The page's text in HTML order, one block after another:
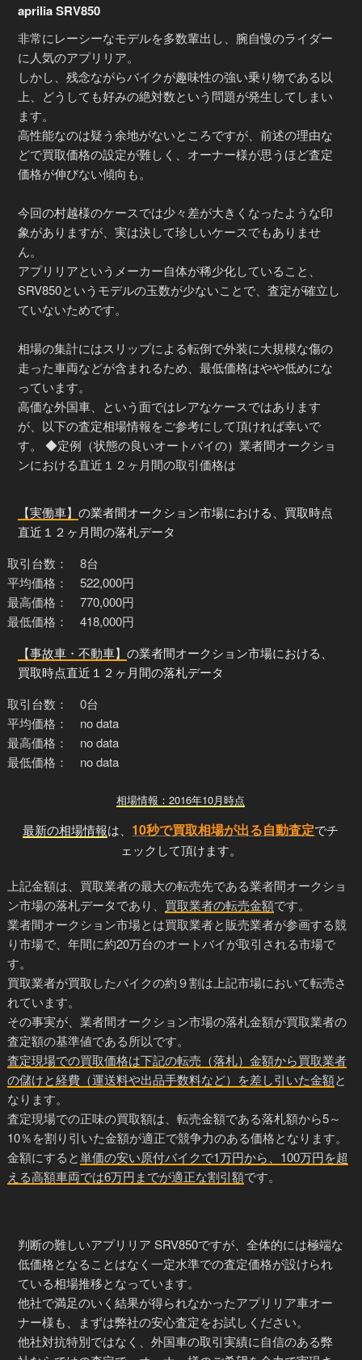
aprilia SRV850
非常にレーシーなモデルを多数輩出し、腕自慢のライダー
に人気のアプリリア。
しかし、残念ながらバイクが趣味性の強い乗り物である以
上、どうしても好みの絶対数という問題が発生してしまい
ます。
高性能なのは疑う余地がないところですが、前述の理由な
どで買取価格の設定が難しく、オーナー様が思うほど査定
価格が伸びない傾向も。
今回の村越様のケースでは少々差が大きくなったような印
象がありますが、実は決して珍しいケースでもありませ
ん。
アプリリアというメーカー自体が稀少化していること、
SRV850というモデルの玉数が少ないことで、査定が確立し
ていないためです。
相場の集計にはスリップによる転倒で外装に大規模な傷の
走った車両などが含まれるため、最低価格はやや低めにな
っています。
高価な外国車、という面ではレアなケースではあります
が、以下の査定相場情報をご参考にして頂ければ幸いで
す。 ◆定例（状態の良いオートバイの）業者間オークショ
ンにおける直近１２ヶ月間の取引価格は
【実働車】 の業者間オークション市場における、買取時点
直近１２ヶ月間の落札データ
取引台数： 8台
平均価格： 522,000円
最高価格： 770,000円
最低価格： 418,000円
【事故車・不動車】 の業者間オークション市場における、
買取時点直近１２ヶ月間の落札データ
取引台数： 0台
平均価格： no data
最高価格： no data
最低価格： no data
相場情報：2016年10月時点
最新の相場情報は、 10秒で買取相場が出る自動査定でチ
ェックして頂けます。
上記金額は、買取業者の最大の転売先である業者間オークショ
ン市場の落札データであり、 買取業者の転売金額です。
業者間オークション市場とは買取業者と販売業者が参画する競
り市場で、年間に約20万台のオートバイが取引される市場で
す。
買取業者が買取したバイクの約９割は上記市場において転売さ
れています。
その事実が、業者間オークション市場の落札金額が買取業者の
査定額の基準値である所以です。
査定現場での買取価格は下記の転売（落札）金額から買取業者
の儲けと経費（運送料や出品手数料など）を差し引いた金額と
なります。
査定現場での正味の買取額は、転売金額である落札額から5～
10％を割り引いた金額が適正で競争力のある価格となります。
金額にすると単価の安い原付バイクで1万円から、100万円を超
える高額車両では6万円までが適正な割引額です。
判断の難しいアプリリア SRV850ですが、全体的には極端な
低価格となることはなく一定水準での査定価格が設けられ
ている相場推移となっています。
他社で満足のいく結果が得られなかったアプリリア車オー
ナー様も、まずは弊社の安心査定をお試しください。
他社対抗特別ではなく、外国車の取引実績に自信のある弊